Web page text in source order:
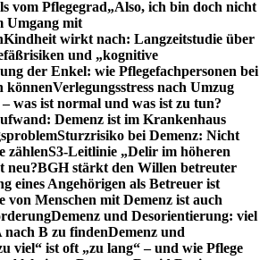
vom Pflegegrad„Also, ich bin doch nicht
Umgang mit
Kindheit wirkt nach: Langzeitstudie über
und „kognitive
der Enkel: wie Pflegefachpersonen bei
könnenVerlegungsstress nach Umzug
was ist normal und was ist zu tun?
Demenz ist im Krankenhaus
Sturzrisiko bei Demenz: Nicht
zählenS3-Leitlinie „Delir im höheren
neu?BGH stärkt den Willen betreuter
eines Angehörigen als Betreuer ist
von Menschen mit Demenz ist auch
Demenz und Desorientierung: viel
nach B zu findenDemenz und
viel“ ist oft „zu lang“ – und wie Pflege